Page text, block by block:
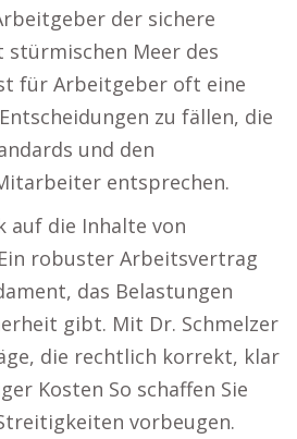
der sichere
Meer des
für Arbeitgeber oft eine
zu fällen, die
und den
entsprechen.
auf die Inhalte von
robuster Arbeitsvertrag
das Belastungen
gibt. Mit Dr. Schmelzer
die rechtlich korrekt, klar
Kosten So schaffen Sie
vorbeugen.